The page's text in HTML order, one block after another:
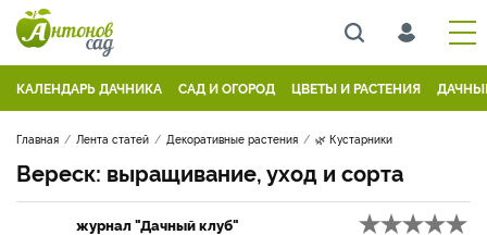
КАЛЕНДАРЬ ДАЧНИКА САД И ОГОРОД ЦВЕТЫ И РАСТЕНИЯ
Главная Лента статей Декоративные растения 🌿 Кустарники
Вереск: выращивание, уход и сорта
журнал "Дачный клуб"